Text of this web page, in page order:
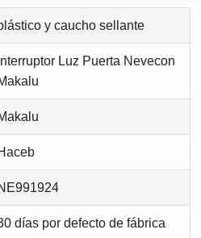
y caucho sellante
Interruptor Luz Puerta Nevecon
días por defecto de fábrica